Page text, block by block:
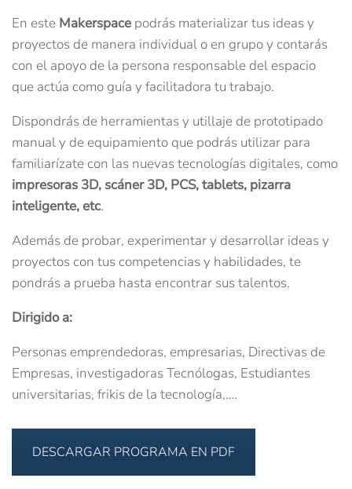
En este Makerspace podrás materializar tus ideas y
proyectos de manera individual o en grupo y contarás
con el apoyo de la persona responsable del espacio
que actúa como guía y facilitadora tu trabajo.
Dispondrás de herramientas y utillaje de prototipado
manual y de equipamiento que podrás utilizar para
familiarízate con las nuevas tecnologías digitales, como
impresoras 3D, scáner 3D, PCS, tablets, pizarra
inteligente, etc.
Además de probar, experimentar y desarrollar ideas y
proyectos con tus competencias y habilidades, te
pondrás a prueba hasta encontrar sus talentos.
Dirigido a:
Personas emprendedoras, empresarias, Directivas de
Empresas, investigadoras Tecnólogas, Estudiantes
universitarias, frikis de la tecnología,….
DESCARGAR PROGRAMA EN PDF